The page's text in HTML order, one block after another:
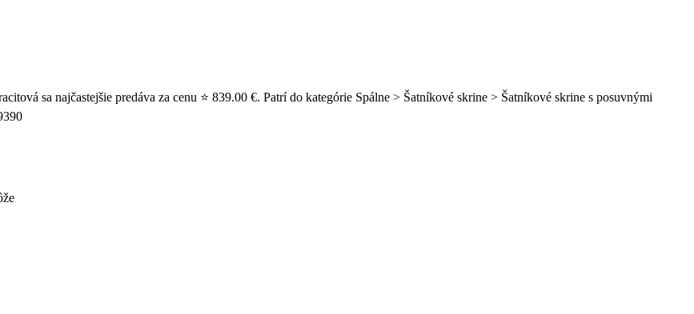
sa najčastejšie predáva za cenu ⭐ 839.00 €. Patrí do kategórie Spálne > Šatníkové skrine > Šatníkové skrine s posuvnými